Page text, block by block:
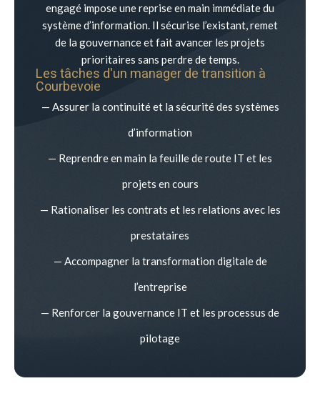
engagé impose une reprise en main immédiate du
système d’information. Il sécurise l’existant, remet
de la gouvernance et fait avancer les projets
prioritaires sans perdre de temps.
Les tâches d'un manager de transition à
Courbevoie
— Assurer la continuité et la sécurité des systèmes
d’information
— Reprendre en main la feuille de route IT et les
projets en cours
— Rationaliser les contrats et les relations avec les
prestataires
— Accompagner la transformation digitale de
l’entreprise
— Renforcer la gouvernance IT et les processus de
pilotage